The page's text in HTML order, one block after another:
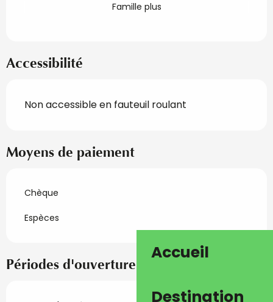
Accueil
Destination
Famille plus
Accessibilité
Non accessible en fauteuil roulant
Moyens de paiement
Chèque
Espèces
Périodes d'ouverture